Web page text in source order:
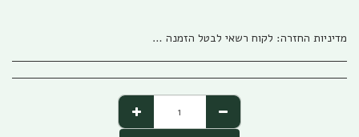
מדיניות החזרה: לקוח רשאי לבטל הזמנה בהתאם להוראות חוק הגנת הצרכן, התשמ&quot;א – 1981 אפריל (להלן: &quot;חוק הגנת הצרכן&quot;) והתקנות שהותקנו על פיו. ניתן לבטל את העסקה באמצעות פניה טלפונית לגבי שיווק (04-673013/5) או פניה לפקס (04-6735014) או בדואר אלקטרוני לשירות הלקוחות של החברה ((office@gabi-marketing.co.il. ביטול העסקה למוצרים שעוד לא נשלחו – ללא כל עלות וזיכוי מלא על כל הסכום ששולם. ביטול עסקה למוצרים שנשלחו - יש להשיב את המוצר לחברה כאשר כל העלויות הכרוכות בהובלת המוצר (מ ואל) החזרת המוצר תחולנה על הלקוח, במקרה של מוצר במבצע של משלוח חינם (על חשבון חברת גבי שיווק) בעת ביטול עסקה יוחזר ללקוח מלוא הסכום ששולם בקיזוז עלות המשלוח כפי ובהתאם לעלות שחלה על חברת גבי שיווק. למוצרים שעדיין לא הגיעו ללקוח מסיבות שונות, והלקוח מעוניין לבטל עסקה, החברה רשאית להמתין זמן סביר לבירור סטאטוס המשלוח ולאחר הגעתו/החזרתו לחברת גבי שיווק תפעל החברה לזיכוי מיידי של הלקוח. לפנים מהחוק ומשורת הדין: החברה תזכה בסכום המלא ששולם ולא תגבה דמי ביטול /השתתפות כלשהם למעט עלויות השילוח. החזרת המוצר תיעשה כשהוא באריזתו המקורית בצירוף החשבונית המקורית ושעדיין לא חלפו 14 יום מתאריך רכישת המוצר. למוצרים שנרכשו לפי הזמנה מיוחדת או שהותאמו במידות/צבע/דגם מיוחד לפי ההזמנה החברה תשתדל לעזור ותזכה בהתאם ליכולת והאפשרות שלה למכור את המוצר, ולזכות בהתאם למצב. אבל בהתאם לחוק לא ניתן להתחייב לנושא